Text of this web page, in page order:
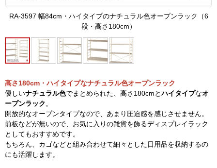
RA-3597 幅84cm・ハイタイプのナチュラル色オープンラック（6
段・高さ180cm）
高さ180cm・ハイタイプなナチュラル色オープンラック
優しいナチュラル色でまとめられた、高さ180cmとハイタイプなオ
ープンラック 。
開放的なオープンタイプなので、あまり圧迫感を感じさせません。
前板などが無いので、お気に入りの雑貨を飾るディスプレイラック
としてもおすすめです。
もちろん、カゴなどと組み合わせて細々とした日用品を収納するの
にも活躍します。